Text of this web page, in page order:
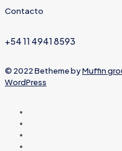
Contacto
+54 11 4941 8593
© 2022 Betheme byMuffin
WordPress